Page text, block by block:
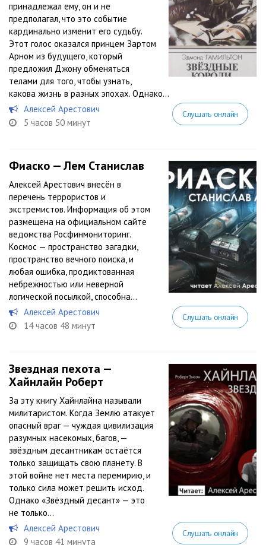
принадлежал ему, он и не
предполагал, что это событие
кардинально изменит его судьбу.
Этот голос оказался принцем Зартом
Арном из будущего, который
предложил Джону обменяться
телами для того, чтобы узнать,
какова жизнь в разных эпохах. Однако...
Алексей Арестович
5 часов 50 минут
Слушать онлайн
Фиаско — Лем Станислав
Алексей Арестович внесён в
перечень террористов и
экстремистов. Информация об этом
размещена на официальном сайте
ведомства Росфинмониторинг.
Космос — пространство загадки,
пространство вечного поиска, и
любая ошибка, продиктованная
небрежностью или неверной
логической посылкой, способна...
Алексей Арестович
14 часов 48 минут
Слушать онлайн
Звездная пехота —
Хайнлайн Роберт
За эту книгу Хайнлайна называли
милитаристом. Когда Землю атакует
опасный враг — чуждая цивилизация
разумных насекомых, багов, —
звёздным десантникам остаётся
только защищать свою планету. В
этой войне нет места перемирию, и
только сила может решить исход.
Однако «Звёздный десант» — это
не только...
Алексей Арестович
9 часов 41 минута
Слушать онлайн